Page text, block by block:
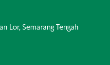
Lor, Semarang Tengah